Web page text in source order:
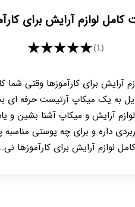
کامل لوازم آرایش برای
★★★★★(1)
آرایش برای کارآموزها وقتی شما
به یک میکاپ آرتیست حرفه ای
آرایش و میکاپ آشنا بشین و
داره و برای چه پوستی
کامل لوازم آرایش برای کارآموزها